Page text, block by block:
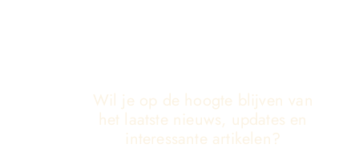
Wil je op de hoogte blijven van
het laatste nieuws, updates en
interessante artikelen?